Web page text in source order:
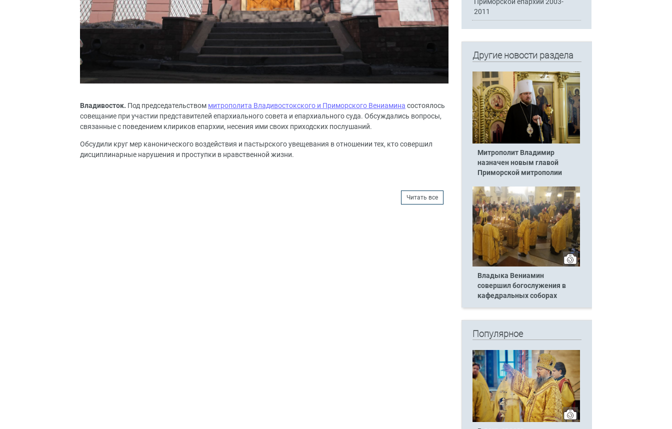
Владивосток. Под председательством митрополита Владивостокского и Приморского Вениамина состоялось
совещание при участии представителей епархиального совета и епархиального суда. Обсуждались вопросы,
связанные с поведением клириков епархии, несения ими своих приходских послушаний.
Обсудили круг мер канонического воздействия и пастырского увещевания в отношении тех, кто совершил
дисциплинарные нарушения и проступки в нравственной жизни.
Читать все
2011
Другие новости раздела
Митрополит Владимир
назначен новым главой
Приморской митрополии
Владыка Вениамин
совершил богослужения в
кафедральных соборах
Популярное